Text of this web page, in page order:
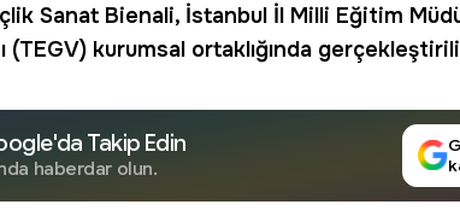
Sanat Bienali, İstanbul İl Milli Eğitim
(TEGV) kurumsal ortaklığında
Takip Edin
haberdar olun.